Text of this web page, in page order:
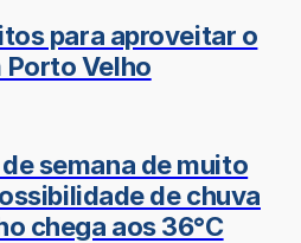
para aproveitar o
Porto Velho
semana de muito
de chuva
chega aos 36°C